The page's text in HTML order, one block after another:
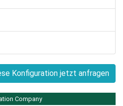
Konfiguration jetzt anfragen
Company